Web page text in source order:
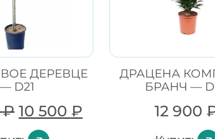
ДЕРЕВЦЕ
— D21
₽ 10 500 ₽
ДРАЦЕНА
БРАНЧ —
12 900